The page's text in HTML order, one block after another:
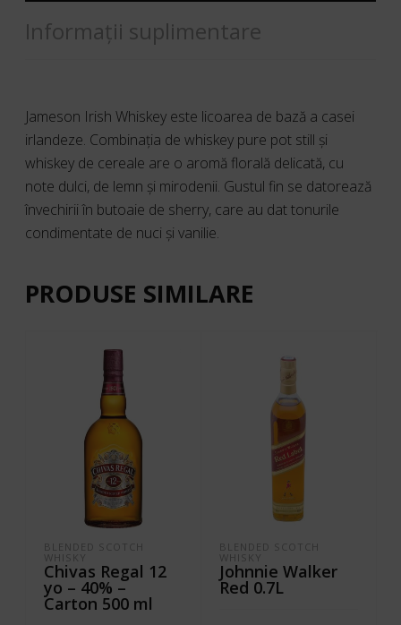
Informații suplimentare
Jameson Irish Whiskey este licoarea de bază a casei
irlandeze. Combinația de whiskey pure pot still și
whiskey de cereale are o aromă florală delicată, cu
note dulci, de lemn și mirodenii. Gustul fin se datorează
învechirii în butoaie de sherry, care au dat tonurile
condimentate de nuci și vanilie.
PRODUSE SIMILARE
BLENDED SCOTCH
WHISKY
Chivas Regal 12
yo – 40% –
Carton 500 ml
BLENDED SCOTCH
WHISKY
Johnnie Walker
Red 0.7L